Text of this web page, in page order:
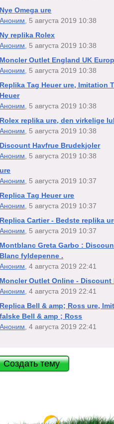
Nye Omega ure
Аноним , 5 августа 2019 10:38
Ny replika Rolex
Аноним , 5 августа 2019 10:38
Moncler Outlet England UK
Аноним , 5 августа 2019 10:38
Replika Tag Heuer ure, Imitation
Heuer
Аноним , 5 августа 2019 10:38
Rolex replika ure, den virkelige
Аноним , 5 августа 2019 10:38
Discount Havfrue Brudekjoler
Аноним , 5 августа 2019 10:38
ure
Аноним , 5 августа 2019 10:37
Replica Tag Heuer ure
Аноним , 5 августа 2019 10:37
Replica Cartier - Bedste replika
Аноним , 5 августа 2019 10:37
Montblanc Greta Garbo :
Blanc fyldepenne .
Аноним , 4 августа 2019 22:41
Moncler Outlet Online -
Аноним , 4 августа 2019 22:41
Replica Bell & amp; Ross ure,
falske Bell & amp ; Ross
Аноним , 4 августа 2019 22:41
Создать тему